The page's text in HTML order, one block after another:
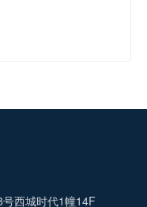
西城时代1幢14F